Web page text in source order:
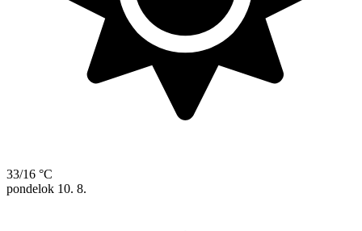
33/16 °C
pondelok 10. 8.